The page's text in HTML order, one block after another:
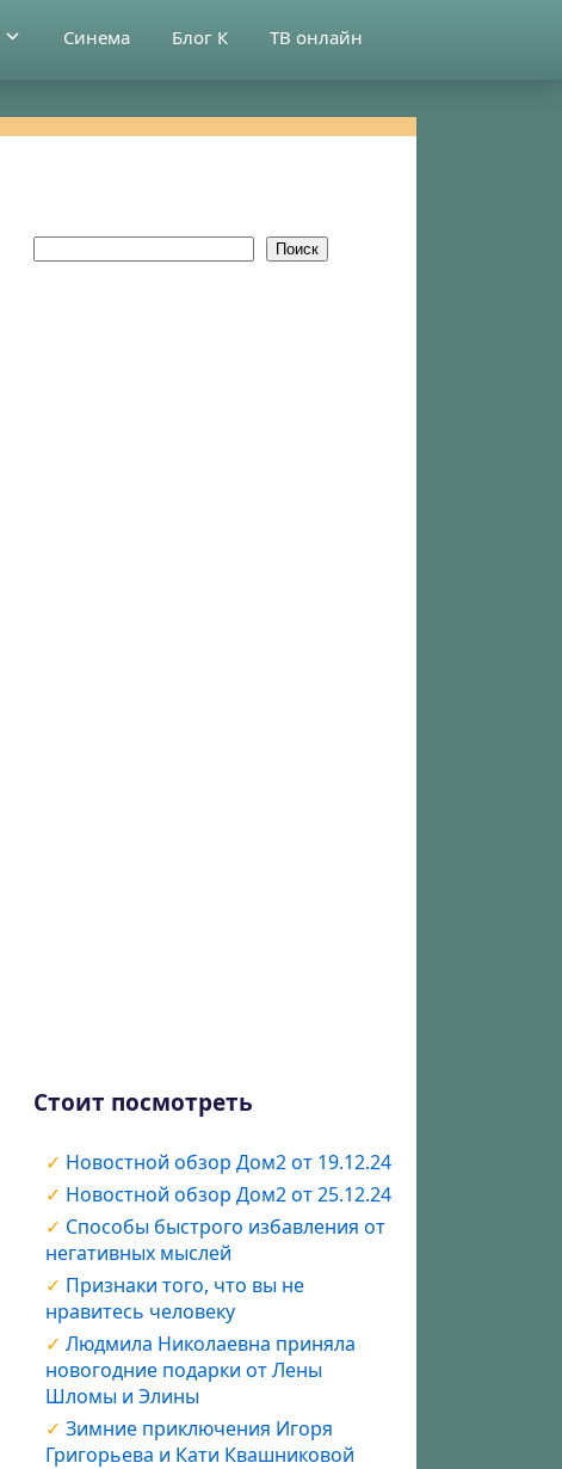
Синема Блог К ТВ онлайн
Поиск
Стоит посмотреть
Новостной обзор Дом2 от 19.12.24
Новостной обзор Дом2 от 25.12.24
Способы быстрого избавления от
негативных мыслей
Признаки того, что вы не
нравитесь человеку
Людмила Николаевна приняла
новогодние подарки от Лены
Шломы и Элины
Зимние приключения Игоря
Григорьева и Кати Квашниковой